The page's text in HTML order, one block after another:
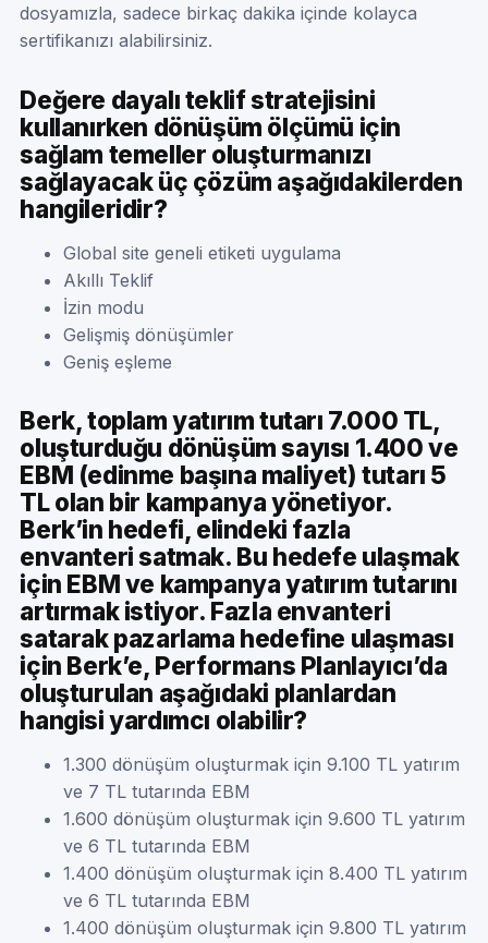
dosyamızla, sadece birkaç dakika içinde kolayca
sertifikanızı alabilirsiniz.
Değere dayalı teklif stratejisini
kullanırken dönüşüm ölçümü için
sağlam temeller oluşturmanızı
sağlayacak üç çözüm aşağıdakilerden
hangileridir?
Global site geneli etiketi uygulama
Akıllı Teklif
İzin modu
Gelişmiş dönüşümler
Geniş eşleme
Berk, toplam yatırım tutarı 7.000 TL,
oluşturduğu dönüşüm sayısı 1.400 ve
EBM (edinme başına maliyet) tutarı 5
TL olan bir kampanya yönetiyor.
Berk’in hedefi, elindeki fazla
envanteri satmak. Bu hedefe ulaşmak
için EBM ve kampanya yatırım tutarını
artırmak istiyor. Fazla envanteri
satarak pazarlama hedefine ulaşması
için Berk’e, Performans Planlayıcı’da
oluşturulan aşağıdaki planlardan
hangisi yardımcı olabilir?
1.300 dönüşüm oluşturmak için 9.100 TL yatırım
ve 7 TL tutarında EBM
1.600 dönüşüm oluşturmak için 9.600 TL yatırım
ve 6 TL tutarında EBM
1.400 dönüşüm oluşturmak için 8.400 TL yatırım
ve 6 TL tutarında EBM
1.400 dönüşüm oluşturmak için 9.800 TL yatırım